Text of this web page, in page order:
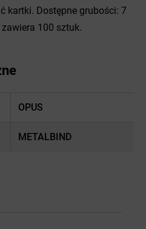
kartki. Dostępne grubości: 7
100 sztuk.
OPUS
METALBIND